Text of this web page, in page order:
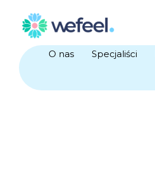
content
O nas Specjaliści